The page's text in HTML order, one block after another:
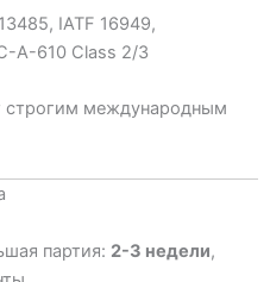
IATF 16949,
A-610 Class 2/3
строгим международным
партия: 2-3 недели,